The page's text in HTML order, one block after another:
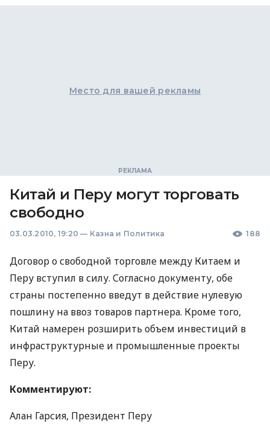
Место для вашей рекламы
Китай и Перу могут торговать
свободно
03.03.2010, 19:20 — Казна и Политика 188
Договор о свободной торговле между Китаем и
Перу вступил в силу. Согласно документу, обе
страны постепенно введут в действие нулевую
пошлину на ввоз товаров партнера. Кроме того,
Китай намерен розширить объем инвестиций в
инфраструктурные и промышленные проекты
Перу.
Комментируют:
Алан Гарсия, Президент Перу